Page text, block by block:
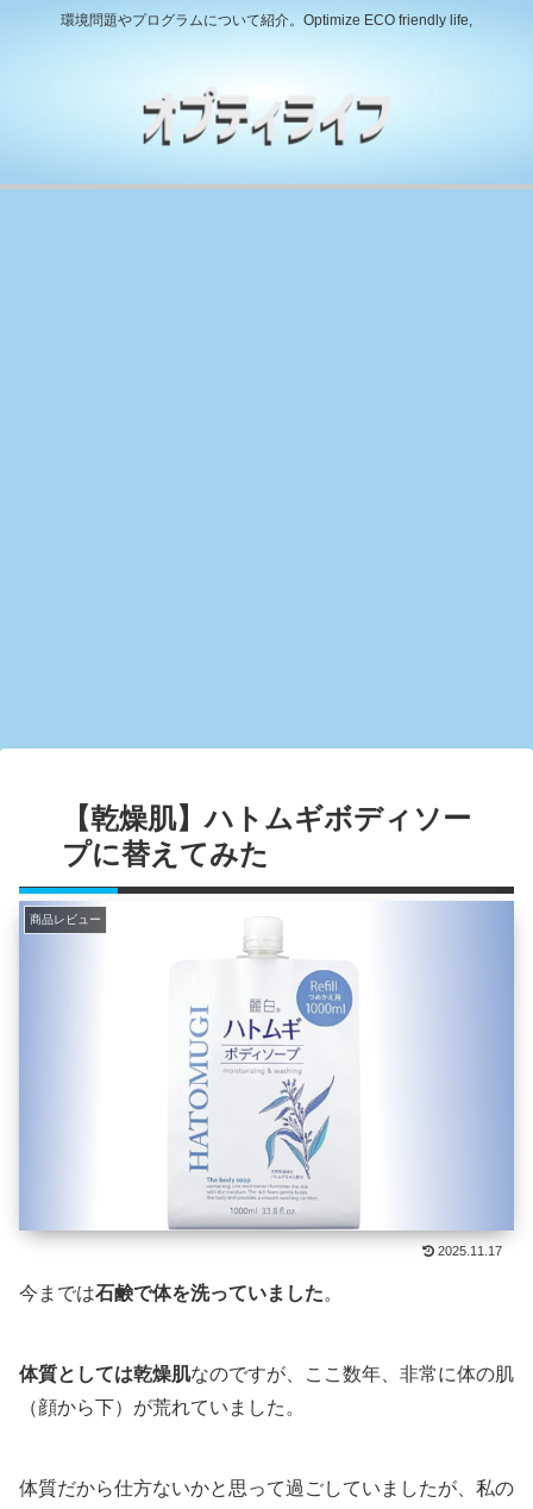
環境問題やプログラムについて紹介。Optimize ECO friendly life,
【乾燥肌】ハトムギボディソー
プに替えてみた
商品レビュー
2025.11.17
今までは石鹸で体を洗っていました。
体質としては乾燥肌なのですが、ここ数年、非常に体の肌
（顔から下）が荒れていました。
体質だから仕方ないかと思って過ごしていましたが、私の